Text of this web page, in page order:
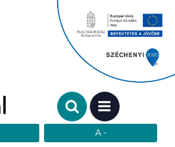
Keresendő szó:
MENÜ